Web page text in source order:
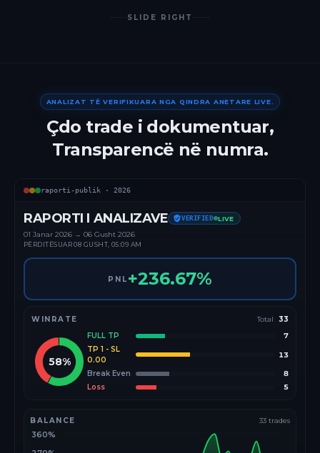
SLIDE RIGHT
ANALIZAT TË VERIFIKUARA NGA QINDRA ANETARE LIVE.
Çdo trade i dokumentuar,
Transparencë në numra.
raporti-publik · 2026
RAPORTI I ANALIZAVE VERIFIED LIVE
01 Janar 2026 → 06 Gusht 2026
PËRDITËSUAR08 GUSHT, 05:09 AM
PNL +236.67%
WINRATE Total 33
58%
FULL TP
7
TP 1 - SL
0.00
13
Break Even
8
Loss
5
BALANCE 33 trades
360%